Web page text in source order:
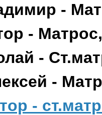
-
-
-
-
-